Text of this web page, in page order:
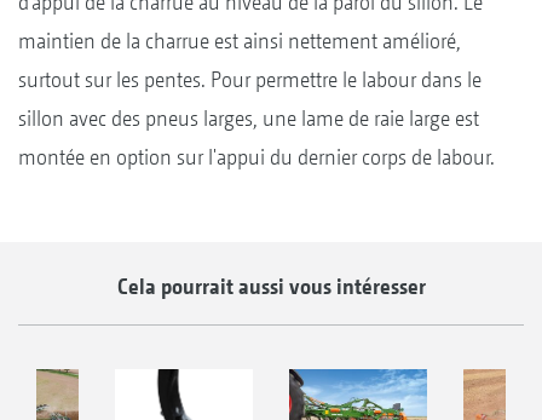
maintien de la charrue est ainsi nettement amélioré,
surtout sur les pentes. Pour permettre le labour dans le
sillon avec des pneus larges, une lame de raie large est
montée en option sur l'appui du dernier corps de labour.
Cela pourrait aussi vous intéresser